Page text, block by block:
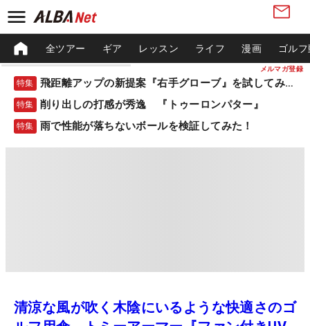
メルマガ登録
全ツアー ギア レッスン ライフ 漫画 ゴル
特集 飛距離アップの新提案『右手グローブ』を試してみた！
特集 削り出しの打感が秀逸 『トゥーロンパター』
特集 雨で性能が落ちないボールを検証してみた！
清涼な風が吹く木陰にいるような快適さのゴ